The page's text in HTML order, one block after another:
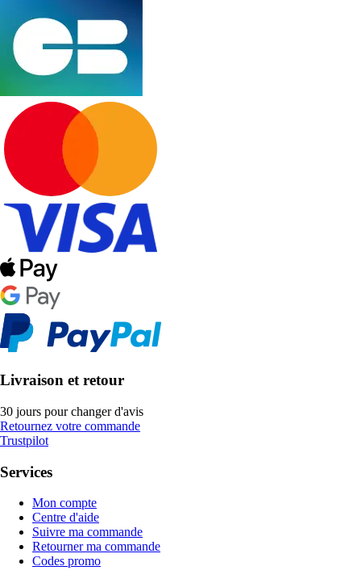
Livraison et retour
30 jours pour changer d'avis
Retournez votre commande
Trustpilot
Services
Mon compte
Centre d'aide
Suivre ma commande
Retourner ma commande
Codes promo